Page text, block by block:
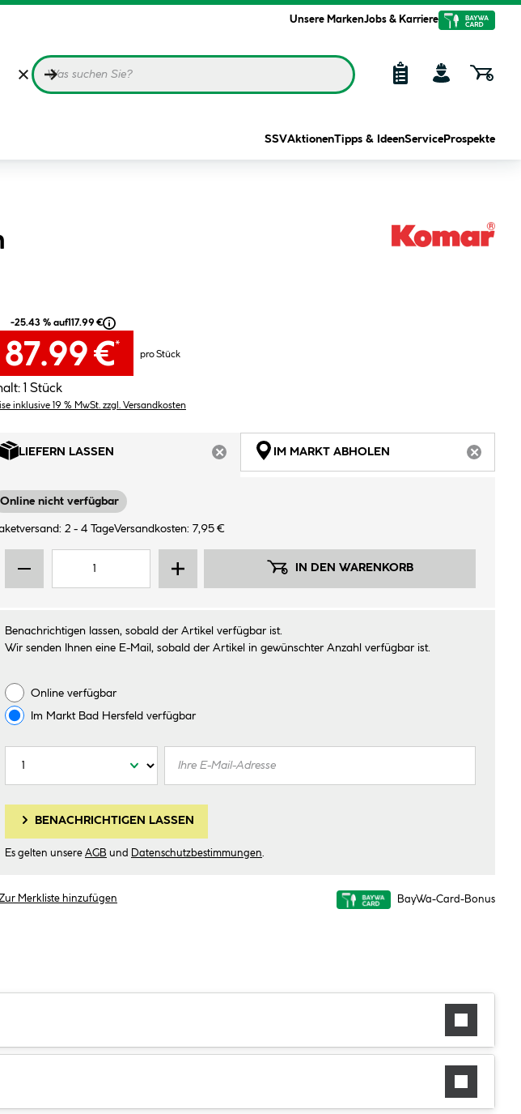
Unsere MarkenJobs & Karriere
SSVAktionenTipps & IdeenService Prospekte
-25.43 % auf117.99 €
87.99 €*
pro Stück
1 Stück
inklusive 19 % MwSt. zzgl. Versandkosten
LIEFERN LASSEN
ARTIKEL NICHT VERFÜGBAR
IM MARKT ABHOLEN
Online nicht verfügbar
2 - 4 TageVersandkosten: 7,95 €
IN DEN WARENKORB
Benachrichtigen lassen, sobald der Artikel verfügbar ist.
Wir senden Ihnen eine E-Mail, sobald der Artikel in gewünschter Anzahl verfügbar ist.
Online verfügbar
Im Markt Bad Hersfeld verfügbar
BENACHRICHTIGEN LASSEN
Es gelten unsere AGB und Datenschutzbestimmungen
Merkliste hinzufügen BayWa-Card-Bonus